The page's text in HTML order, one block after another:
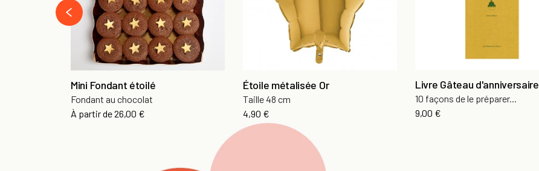
Mini Fondant étoilé
Fondant au chocolat
À partir dePrix
26,00 €
Étoile métalisée Or
Taille 48 cm
Prix
4,90 €
Livre Gâteau d'anniversaire
10 façons de le préparer...
Prix
9,00 €
prev